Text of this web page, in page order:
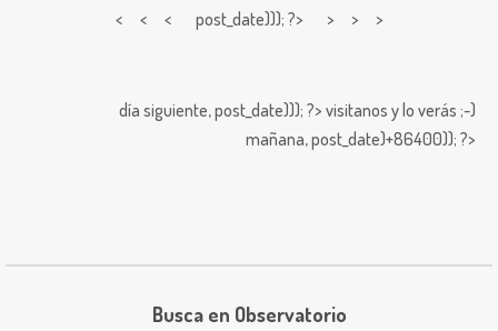
< < < post_date))); ?> > > >
día siguiente,post_date))); ?> visitanos y lo verás ;-)
mañana,post_date)+86400)); ?>
Busca en Observatorio